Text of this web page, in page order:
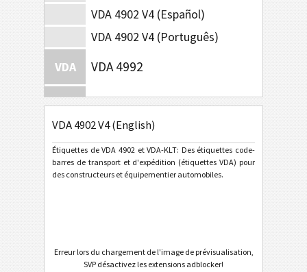
VDA 4902 V4 (Español)
VDA 4902 V4 (Português)
VDA
VDA 4992
VDA VDA 4994
F Ford GTL
AIAG Étiquettes AIAG
VW Volkswagen GTL
VDA 4902 V4 (English)
Étiquettes de VDA 4902 et VDA-KLT: Des étiquettes code-
barres de transport et d'expédition (étiquettes VDA) pour
des constructeurs et équipementier automobiles.
Erreur lors du chargement de l'image de prévisualisation,
SVP désactivez les extensions adblocker!